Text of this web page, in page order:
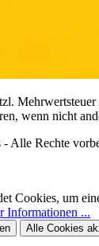
Mehrwertsteuer
wenn nicht
Alle Rechte
Cookies, um
Informationen ...
Alle Cookies